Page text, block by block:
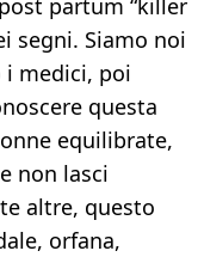
partum “killer
segni. Siamo noi
medici, poi
questa
equilibrate,
non lasci
altre, questo
orfana,